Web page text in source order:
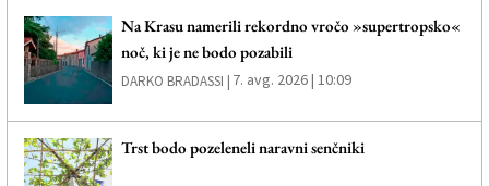
Na Krasu namerili rekordno vročo »supertropsko«
noč, ki je ne bodo pozabili
DARKO BRADASSI | 7. avg. 2026 | 10:09
Trst bodo pozeleneli naravni senčniki